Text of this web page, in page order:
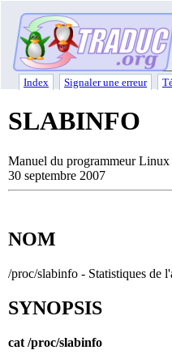
Index Signaler une erreur
SLABINFO
Manuel du programmeur
30 septembre 2007
NOM
/proc/slabinfo - Statistiques de
SYNOPSIS
cat /proc/slabinfo